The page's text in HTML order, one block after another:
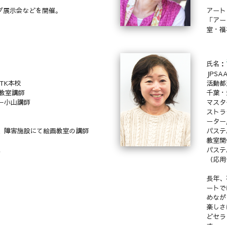
示会などを開催。
アー
「ア
室・
本校
室講師
小山講師
障害施設にて絵画教室の講師
氏名：
活動
千葉
マス
スト
ータ
パス
教室
パス
（応
長年
ート
めな
楽し
どセ